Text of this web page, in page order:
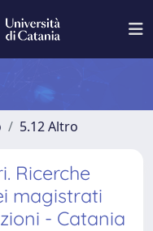
5.12 Altro
Ricerche
magistrati
- Catania